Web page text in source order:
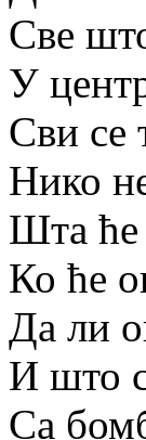
Све
У
Сви се
Нико
Шта ће
Ко ће
Да ли
И што
Са